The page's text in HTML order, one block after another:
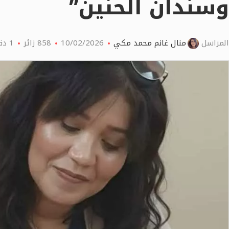
وسندان الحنين”
المراسل منال غانم محمد مكي 10/02/2026
858 زائر